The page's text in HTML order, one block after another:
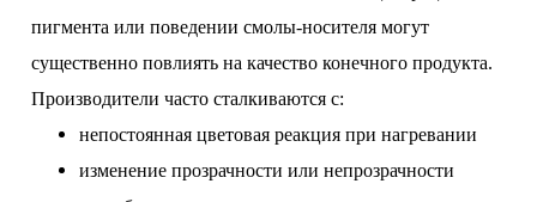
пигмента или поведении смолы-носителя могут
существенно повлиять на качество конечного продукта.
Производители часто сталкиваются с:
непостоянная цветовая реакция при нагревании
изменение прозрачности или непрозрачности